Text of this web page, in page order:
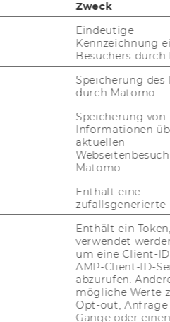
wollt mit dabei sein und
als Com­mu­ni­ty
Dann könnt ihr euch
oder 2er-​Team
Projektübersicht 2026/
Zweck
Eindeutige
Kennzeichnung
Besuchers durch
Speicherung des
durch Matomo.
Speicherung von
Informationen
aktuellen
Matomo.
Enthält eine
zufallsgenerierte
Enthält ein
verwendet
um eine Client-
AMP-Client-ID-
abzurufen.
mögliche Werte
Opt-out,
Gange oder